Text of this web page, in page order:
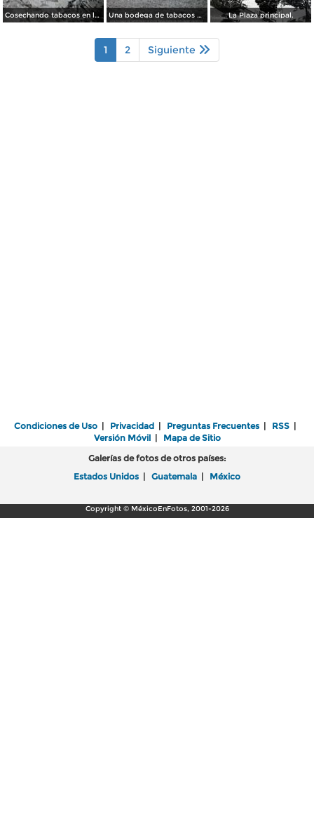
Cosechando tabacos en la Zona Tabacalera de Sihuapan Veracruz Mpio. de San Andres Tuxtla. Una bodega de tabacos en la Zona Tabacalera de Sihuapan Veracruz Mpio. de San Andres Tuxtla. La Plaza principal.
1 2 Siguiente
Condiciones de Uso | Privacidad | Preguntas Frecuentes | RSS |
Versión Móvil| Mapa de Sitio
Galerías de fotos de otros países:
Estados Unidos | Guatemala | México
Copyright © MéxicoEnFotos, 2001-2026